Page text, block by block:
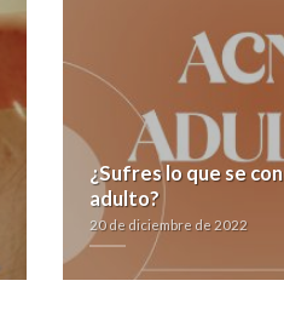
¿Sufres lo que se
adulto?
20 de diciembre de 2022